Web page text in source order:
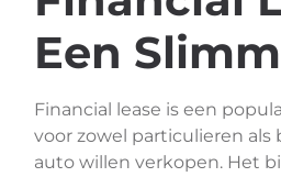
Een
Financial lease is een
voor zowel particulieren als
auto willen verkopen. Het